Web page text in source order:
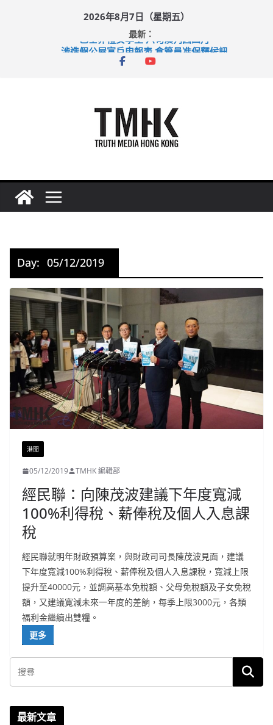
2026年8月7日（星期五）
最新：
巴士非禮女學生 六旬漢判囚四月
涉造假公屋富戶申報表 倉管員准保釋候訊
足球盛會次場激戰 祖雲達斯挫車路士
Day: 05/12/2019
港聞
05/12/2019 TMHK 編輯部
經民聯：向陳茂波建議下年度寬減
100%利得稅、薪俸稅及個人入息課
稅
經民聯就明年財政預算案，與財政司司長陳茂波見面，建議
下年度寬減100%利得稅、薪俸稅及個人入息課稅，寬減上限
提升至40000元，並調高基本免稅額、父母免稅額及子女免稅
額，又建議寬減未來一年度的差餉，每季上限3000元，各類
福利金繼續出雙糧。
更多
最新文章